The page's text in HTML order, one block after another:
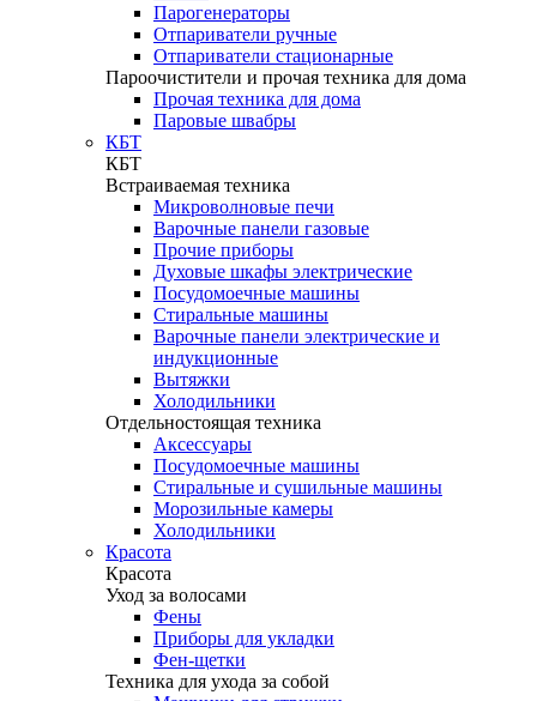
Парогенераторы
Отпариватели ручные
Отпариватели стационарные
Пароочистители и прочая техника для дома
Прочая техника для дома
Паровые швабры
КБТ
КБТ
Встраиваемая техника
Микроволновые печи
Варочные панели газовые
Прочие приборы
Духовые шкафы электрические
Посудомоечные машины
Стиральные машины
Варочные панели электрические и
индукционные
Вытяжки
Холодильники
Отдельностоящая техника
Аксессуары
Посудомоечные машины
Стиральные и сушильные машины
Морозильные камеры
Холодильники
Красота
Красота
Уход за волосами
Фены
Приборы для укладки
Фен-щетки
Техника для ухода за собой